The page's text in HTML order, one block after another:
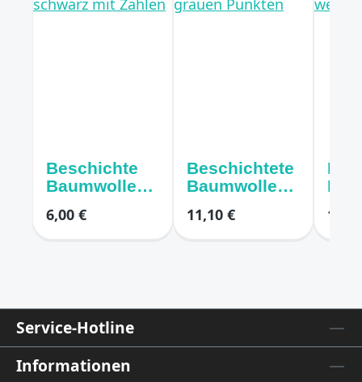
Beschichte
Baumwolle
n" schwarz
6,00 €
Beschichtete
Baumwolle
creme mit
11,10 €
Service-Hotline
Informationen